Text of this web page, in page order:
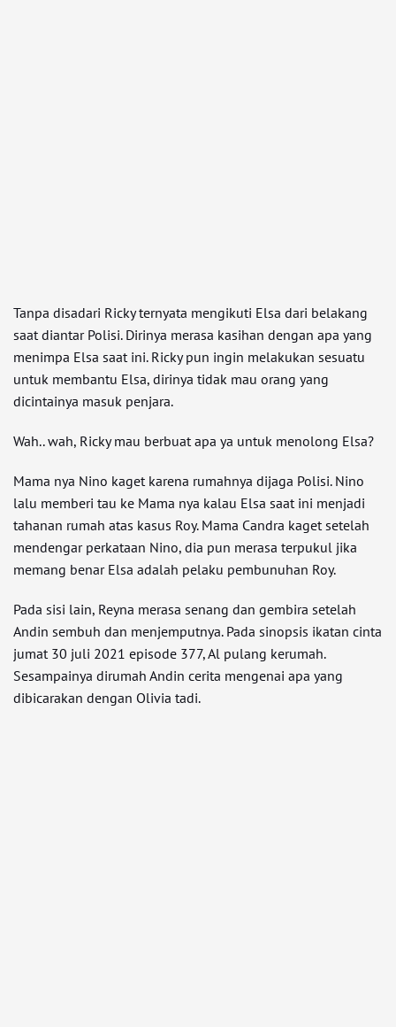
Tanpa disadari Ricky ternyata mengikuti Elsa dari belakang
saat diantar Polisi. Dirinya merasa kasihan dengan apa yang
menimpa Elsa saat ini. Ricky pun ingin melakukan sesuatu
untuk membantu Elsa, dirinya tidak mau orang yang
dicintainya masuk penjara.
Wah.. wah, Ricky mau berbuat apa ya untuk menolong Elsa?
Mama nya Nino kaget karena rumahnya dijaga Polisi. Nino
lalu memberi tau ke Mama nya kalau Elsa saat ini menjadi
tahanan rumah atas kasus Roy. Mama Candra kaget setelah
mendengar perkataan Nino, dia pun merasa terpukul jika
memang benar Elsa adalah pelaku pembunuhan Roy.
Pada sisi lain, Reyna merasa senang dan gembira setelah
Andin sembuh dan menjemputnya. Pada sinopsis ikatan cinta
jumat 30 juli 2021 episode 377, Al pulang kerumah.
Sesampainya dirumah Andin cerita mengenai apa yang
dibicarakan dengan Olivia tadi.